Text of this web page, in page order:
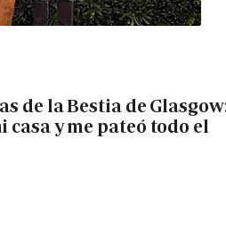
de la Bestia de
casa y me pateó todo el